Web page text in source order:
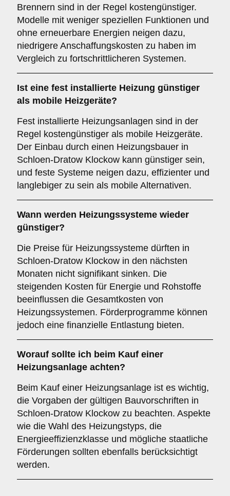
Brennern sind in der Regel kostengünstiger.
Modelle mit weniger speziellen Funktionen und
ohne erneuerbare Energien neigen dazu,
niedrigere Anschaffungskosten zu haben im
Vergleich zu fortschrittlicheren Systemen.
Ist eine fest installierte Heizung günstiger
als mobile Heizgeräte?
Fest installierte Heizungsanlagen sind in der
Regel kostengünstiger als mobile Heizgeräte.
Der Einbau durch einen Heizungsbauer in
Schloen-Dratow Klockow kann günstiger sein,
und feste Systeme neigen dazu, effizienter und
langlebiger zu sein als mobile Alternativen.
Wann werden Heizungssysteme wieder
günstiger?
Die Preise für Heizungssysteme dürften in
Schloen-Dratow Klockow in den nächsten
Monaten nicht signifikant sinken. Die
steigenden Kosten für Energie und Rohstoffe
beeinflussen die Gesamtkosten von
Heizungssystemen. Förderprogramme können
jedoch eine finanzielle Entlastung bieten.
Worauf sollte ich beim Kauf einer
Heizungsanlage achten?
Beim Kauf einer Heizungsanlage ist es wichtig,
die Vorgaben der gültigen Bauvorschriften in
Schloen-Dratow Klockow zu beachten. Aspekte
wie die Wahl des Heizungstyps, die
Energieeffizienzklasse und mögliche staatliche
Förderungen sollten ebenfalls berücksichtigt
werden.